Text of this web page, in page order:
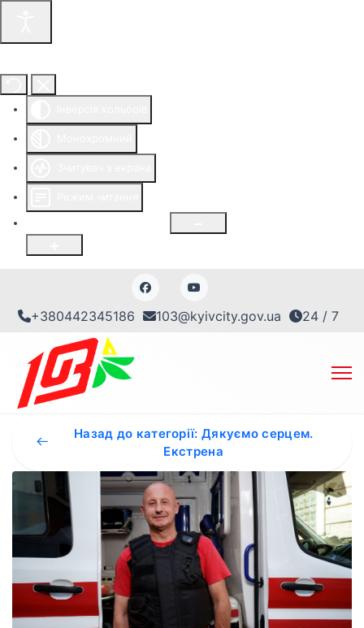
+380442345186 103@kyivcity.gov.ua 24 / 7
Назад до категорії: Дякуємо серцем.
Екстрена